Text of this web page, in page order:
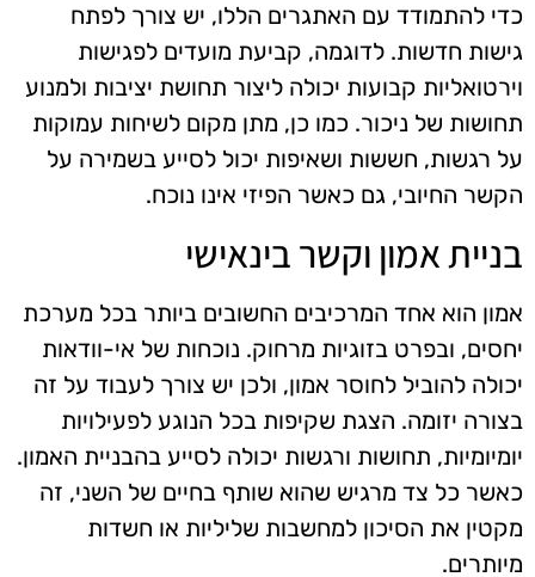
כדי להתמודד עם האתגרים הללו, יש צורך לפתח
גישות חדשות. לדוגמה, קביעת מועדים לפגישות
וירטואליות קבועות יכולה ליצור תחושת יציבות ולמנוע
תחושות של ניכור. כמו כן, מתן מקום לשיחות עמוקות
על רגשות, חששות ושאיפות יכול לסייע בשמירה על
הקשר החיובי, גם כאשר הפיזי אינו נוכח.
בניית אמון וקשר בינאישי
אמון הוא אחד המרכיבים החשובים ביותר בכל מערכת
יחסים, ובפרט בזוגיות מרחוק. נוכחות של אי-וודאות
יכולה להוביל לחוסר אמון, ולכן יש צורך לעבוד על זה
בצורה יזומה. הצגת שקיפות בכל הנוגע לפעילויות
יומיומיות, תחושות ורגשות יכולה לסייע בהבניית האמון.
כאשר כל צד מרגיש שהוא שותף בחיים של השני, זה
מקטין את הסיכון למחשבות שליליות או חשדות
מיותרים.